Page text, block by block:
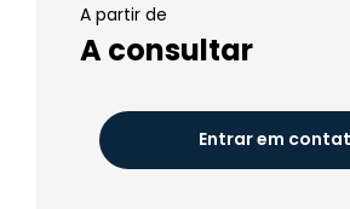
A partir de
A consultar
Entrar em